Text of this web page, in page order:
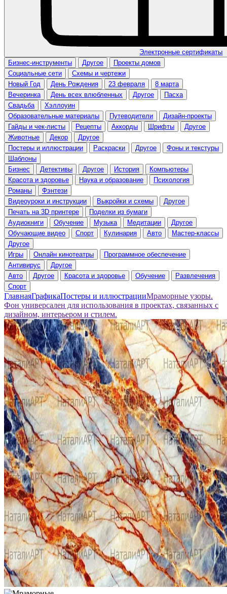
Электронные сертификаты
Бизнес-инструменты
Другое
Проекты домов
Социальные сети
Схемы и чертежи
Новый Год
День Рождения 23 февраля
8 марта
Вечеринка
День всех влюбленных Другое
Пасха
Свадьба
Хэллоуин
Образовательные материалы
Путеводители
Дизайн-проекты
Гайды и чек-листы
Рецепты Аккорды Шрифты
Другое
Животные
Декор
Другое
Постеры и иллюстрации
Раскраски Другое
Фоны и текстуры
Шаблоны
Бизнес
Детективы Другое История
Компьютеры
Красота и здоровье
Наука и образование
Психология
Романы
Фэнтези
Видеоуроки и инструкции
Выкройки и схемы
Другое
Печать на 3D принтере
Поделки из бумаги
Аудиокниги
Обучение Музыка Медитации
Другое
Обучающие видео
Спорт Кулинария Авто
Мастер-классы
Другое
Игры
Онлайн кинотеатры
Программное обеспечение
Антивирус
Другое
Авто
Другое Красота и здоровье Обучение
Развлечения
Спорт
ГлавнаяГрафикаПостеры и иллюстрацииМраморные узоры.
Фон универсален для использования в проектах, связанных с
дизайном, интерьером и стилем.